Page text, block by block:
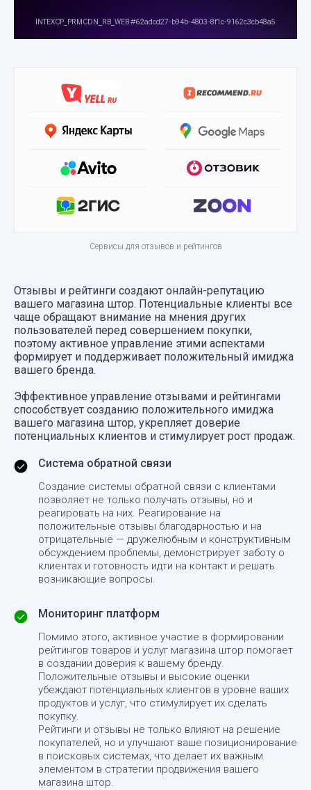
Сервисы для отзывов и рейтингов
Отзывы и рейтинги создают онлайн-репутацию
вашего магазина штор. Потенциальные клиенты все
чаще обращают внимание на мнения других
пользователей перед совершением покупки,
поэтому активное управление этими аспектами
формирует и поддерживает положительный имиджа
вашего бренда.
Эффективное управление отзывами и рейтингами
способствует созданию положительного имиджа
вашего магазина штор, укрепляет доверие
потенциальных клиентов и стимулирует рост продаж.
Система обратной связи
Создание системы обратной связи с клиентами
позволяет не только получать отзывы, но и
реагировать на них. Реагирование на
положительные отзывы благодарностью и на
отрицательные — дружелюбным и конструктивным
обсуждением проблемы, демонстрирует заботу о
клиентах и готовность идти на контакт и решать
возникающие вопросы.
Мониторинг платформ
Помимо этого, активное участие в формировании
рейтингов товаров и услуг магазина штор помогает
в создании доверия к вашему бренду.
Положительные отзывы и высокие оценки
убеждают потенциальных клиентов в уровне ваших
продуктов и услуг, что стимулирует их сделать
покупку.
Рейтинги и отзывы не только влияют на решение
покупателей, но и улучшают ваше позиционирование
в поисковых системах, что делает их важным
элементом в стратегии продвижения вашего
магазина штор.